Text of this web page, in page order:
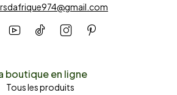
boutique en ligne
Tous les produits